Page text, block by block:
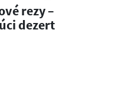
rezy –
dezert